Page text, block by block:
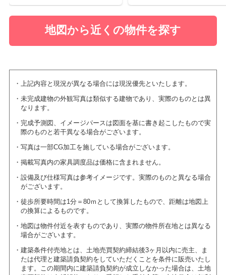
分
地図から近くの物件を探す
上記内容と現況が異なる場合には現況優先といたします。
未完成建物の外観写真は類似する建物であり、実際のものとは異
なります。
完成予測図、イメージパースは図面を基に書き起こしたもので実
際のものと若干異なる場合がございます。
写真は一部CG加工を施している場合がございます。
掲載写真内の家具調度品は価格に含まれません。
設備及び仕様写真は参考イメージです。実際のものと異なる場合
がございます。
徒歩所要時間は1分＝80ｍとして換算したもので、距離は地図上
の換算によるものです。
地図は物件付近を表すものであり、実際の物件所在地とは異なる
場合がございます。
建築条件付売地とは、土地売買契約締結後3ヶ月以内に売主、ま
たは代理と建築請負契約をしていただくことを条件に販売いたし
ます。この期間内に建築請負契約が成立しなかった場合は、土地